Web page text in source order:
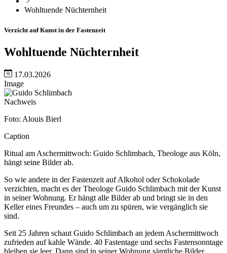
Wohltuende Nüchternheit
Verzicht auf Kunst in der Fastenzeit
Wohltuende Nüchternheit
17.03.2026
Image
Nachweis
Foto: Alouis Bierl
Caption
Ritual am Aschermittwoch: Guido Schlimbach, Theologe aus Köln,
hängt seine Bilder ab.
So wie andere in der Fastenzeit auf Alkohol oder Schokolade
verzichten, macht es der Theologe Guido Schlimbach mit der Kunst
in seiner Wohnung. Er hängt alle Bilder ab und bringt sie in den
Keller eines Freundes – auch um zu spüren, wie vergänglich sie
sind.
Seit 25 Jahren schaut Guido Schlimbach an jedem Aschermittwoch
zufrieden auf kahle Wände. 40 Fastentage und sechs Fastensonntage
bleiben sie leer. Dann sind in seiner Wohnung sämtliche Bilder